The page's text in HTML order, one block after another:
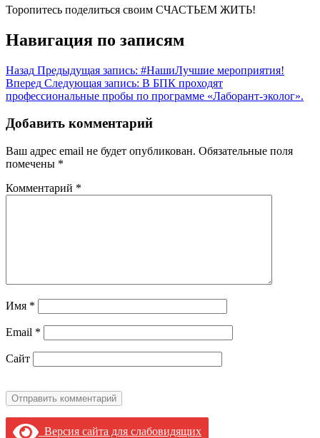
Торопитесь поделиться своим СЧАСТЬЕМ ЖИТЬ!
Навигация по записям
Назад Предыдущая запись: #НашиЛучшие мероприятия!
Вперед Следующая запись: В БПК проходят
профессиональные пробы по программе «Лаборант-эколог».
Добавить комментарий
Ваш адрес email не будет опубликован. Обязательные поля
помечены *
Комментарий *
Имя *
Email *
Сайт
Версия сайта для слабовидящих